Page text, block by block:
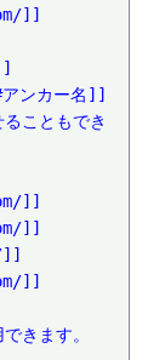
]]
ンカー名]]
こともでき
]]
]]
]]
]]
きます。